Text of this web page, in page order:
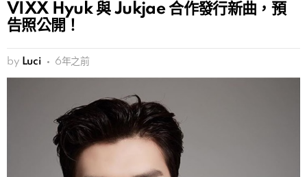
VIXX Hyuk 與 Jukjae 合作發行新曲，預
告照公開！
by Luci 6年之前